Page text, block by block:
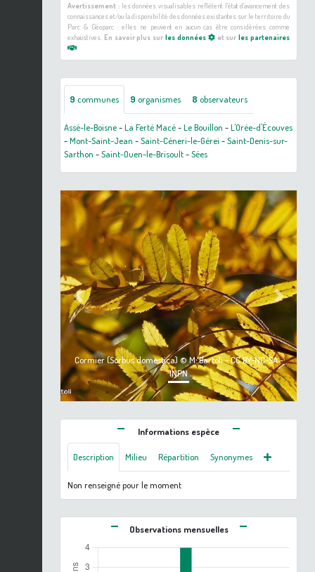
Avertissement :les données visualisables reflètent l'état d'avancement des
connaissances et/ou la disponibilité des données existantes sur le territoire du
Parc & Géoparc : elles ne peuvent en aucun cas être considérées comme
exhaustives. En savoir plus sur les données et surles partenaires
9 communes 9 organismes 8 observateurs
Assé-le-Boisne-La Ferté Macé-Le Bouillon -L'Orée-d'Écouves
-Mont-Saint-Jean -Saint-Céneri-le-Gérei -Saint-Denis-sur-
Sarthon -Saint-Ouen-le-Brisoult-Sées
Cormier (Sorbus domestica) © M. Bartoli - CC BY-NC-SA -
INPN
Previous Next
Informations espèce
Description Milieu Répartition Synonymes
Non renseigné pour le moment
Observations mensuelles